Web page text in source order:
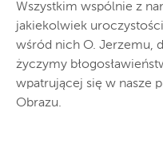
Wszystkim wspólnie z
jakiekolwiek
wśród nich O. Jerzemu,
życzymy
wpatrującej się w nasze
Obrazu.